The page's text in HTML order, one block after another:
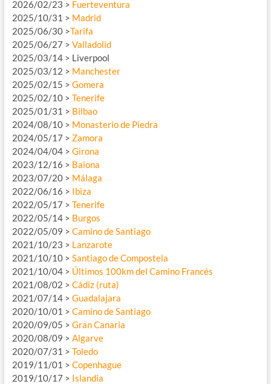
2026/02/23 > Fuerteventura
2025/10/31 > Madrid
2025/06/30 >Tarifa
2025/06/27 > Valladolid
2025/03/14 > Liverpool
2025/03/12 > Manchester
2025/02/15 > Gomera
2025/02/10 > Tenerife
2025/01/31 > Bilbao
2024/08/10 > Monasterio de Piedra
2024/05/17 > Zamora
2024/04/04 > Girona
2023/12/16 > Baiona
2023/07/20 > Málaga
2022/06/16 > Ibiza
2022/05/17 > Tenerife
2022/05/14 > Burgos
2022/05/09 > Camino de Santiago
2021/10/23 > Lanzarote
2021/10/10 > Santiago de Compostela
2021/10/04 > Últimos 100km del Camino Francés
2021/08/02 > Cádiz (ruta)
2021/07/14 > Guadalajara
2020/10/01 > Camino de Santiago
2020/09/05 > Gran Canaria
2020/08/09 > Algarve
2020/07/31 > Toledo
2019/11/01 > Copenhague
2019/10/17 > Islandia